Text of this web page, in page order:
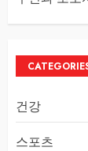
건강
스포츠